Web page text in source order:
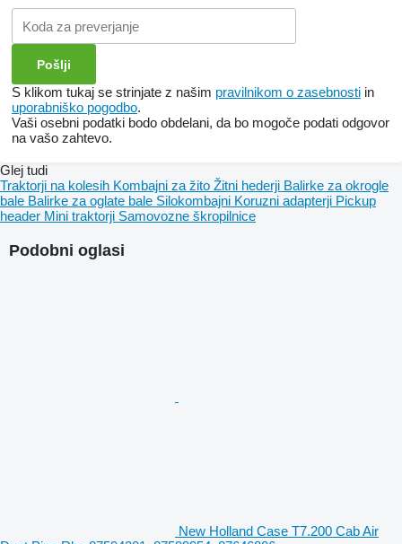
S klikom tukaj se strinjate z našim pravilnikom o zasebnosti in
uporabniško pogodbo.
Vaši osebni podatki bodo obdelani, da bo mogoče podati odgovor
na vašo zahtevo.
Podobni oglasi
New Holland Case T7.200 Cab Air
Glej tudi
Traktorji na kolesih Kombajni za žito Žitni hederji Balirke za okrogle
bale Balirke za oglate bale Silokombajni Koruzni adapterji Pickup
header Mini traktorji Samovozne škropilnice